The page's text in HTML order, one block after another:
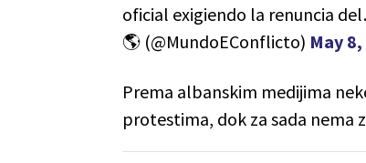
oficial exigiendo la renuncia
🌎 (@MundoEConflicto) May
Prema albanskim medijima
protestima, dok za sada nema